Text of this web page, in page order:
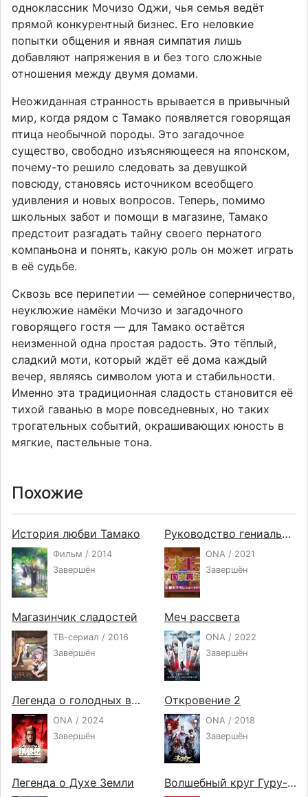
одноклассник Мочизо Оджи, чья семья ведёт
прямой конкурентный бизнес. Его неловкие
попытки общения и явная симпатия лишь
добавляют напряжения в и без того сложные
отношения между двумя домами.
Неожиданная странность врывается в привычный
мир, когда рядом с Тамако появляется говорящая
птица необычной породы. Это загадочное
существо, свободно изъясняющееся на японском,
почему-то решило следовать за девушкой
повсюду, становясь источником всеобщего
удивления и новых вопросов. Теперь, помимо
школьных забот и помощи в магазине, Тамако
предстоит разгадать тайну своего пернатого
компаньона и понять, какую роль он может играть
в её судьбе.
Сквозь все перипетии — семейное соперничество,
неуклюжие намёки Мочизо и загадочного
говорящего гостя — для Тамако остаётся
неизменной одна простая радость. Это тёплый,
сладкий моти, который ждёт её дома каждый
вечер, являясь символом уюта и стабильности.
Именно эта традиционная сладость становится её
тихой гаванью в море повседневных, но таких
трогательных событий, окрашивающих юность в
мягкие, пастельные тона.
Похожие
История любви Тамако
Фильм / 2014
Завершён
Руководство гениального принца по вызволению страны из долгов ONA
ONA / 2021
Завершён
Магазинчик сладостей
ТВ-сериал / 2016
Завершён
Меч рассвета
ONA / 2022
Завершён
Легенда о голодных волках: Путь одинокого волка
ONA / 2024
Завершён
Откровение 2
ONA / 2018
Завершён
Легенда о Духе Земли Волшебный круг Гуру-Гуру